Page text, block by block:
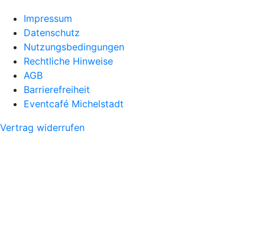
Impressum
Datenschutz
Nutzungsbedingungen
Rechtliche Hinweise
AGB
Barrierefreiheit
Eventcafé Michelstadt
Vertrag widerrufen